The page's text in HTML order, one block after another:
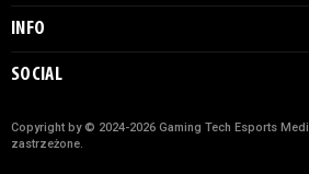
INFO
SOCIAL
Copyright by © 2024-2026 Gaming Tech Esports
zastrzeżone.